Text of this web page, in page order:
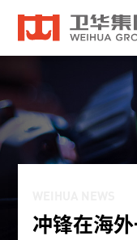
冲锋在海